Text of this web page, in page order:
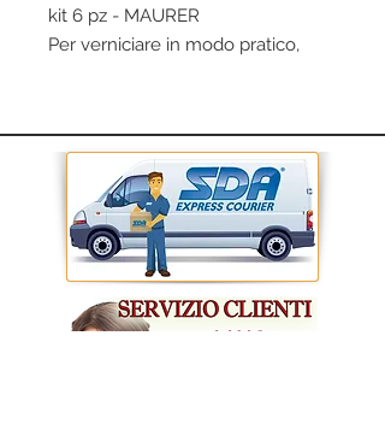
kit 6 pz - MAURER
Per verniciare in modo pratico,
Ideale per pitture all'acqua.
Utilizzo semplice: basta svitare il
tappo del rullo e versare al suo
interno la pittura tramite l'apposito
dosatore, ed iniziare a pitturare!
contiene:
- 1 rullo floccato 165 mm.
- 1 rullo floccato chroming per